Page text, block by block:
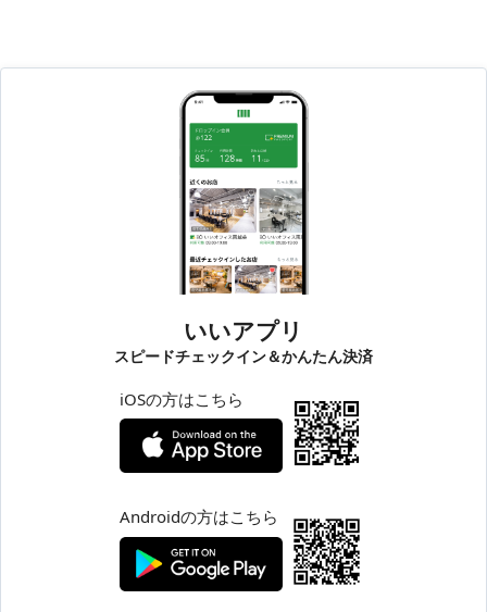
いいアプリ
スピードチェックイン＆かんたん決済
iOSの方はこちら
Androidの方はこちら